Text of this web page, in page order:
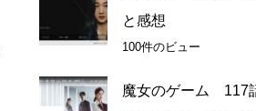
と感想
100件のビュー
魔女のゲーム 117